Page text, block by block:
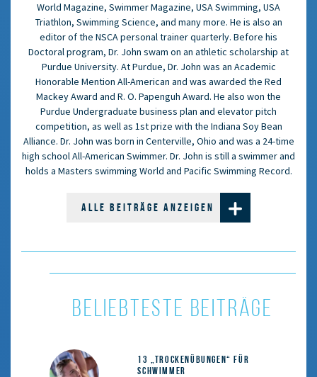
World Magazine, Swimmer Magazine, USA Swimming, USA
Triathlon, Swimming Science, and many more. He is also an
editor of the NSCA personal trainer quarterly. Before his
Doctoral program, Dr. John swam on an athletic scholarship at
Purdue University. At Purdue, Dr. John was an Academic
Honorable Mention All-American and was awarded the Red
Mackey Award and R. O. Papenguh Award. He also won the
Purdue Undergraduate business plan and elevator pitch
competition, as well as 1st prize with the Indiana Soy Bean
Alliance. Dr. John was born in Centerville, Ohio and was a 24-time
high school All-American Swimmer. Dr. John is still a swimmer and
holds a Masters swimming World and Pacific Swimming Record.
ALLE BEITRÄGE ANZEIGEN
BELIEBTESTE BEITRÄGE
13 „Trockenübungen“ für
Schwimmer